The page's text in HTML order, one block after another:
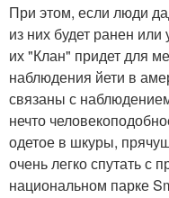
При этом, если люди
из них будет ранен
их "Клан" придет для
наблюдения йети в
связаны с
нечто
одетое в шкуры,
очень легко спутать с
национальном парке